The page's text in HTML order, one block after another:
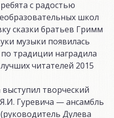
с радостью
школ
сказки братьев Гримм
музыки появилась
традиции наградила
читателей 2015
творческий
Гуревича — ансамбль
Дулева